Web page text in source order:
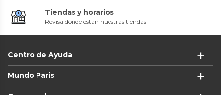
Tiendas y horarios
Revisa dónde están nuestras tiendas
Centro de Ayuda
Mundo Paris